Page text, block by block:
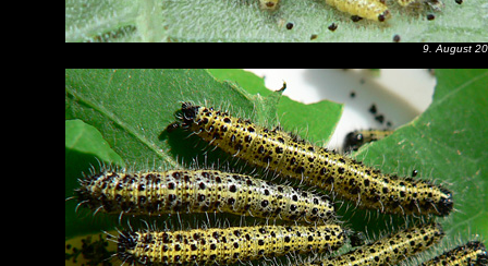
9. August